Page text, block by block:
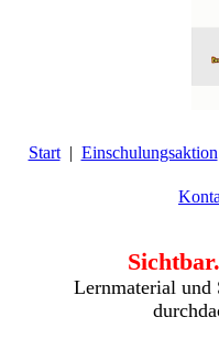
Start Einschulungsaktion
Lernmaterial und